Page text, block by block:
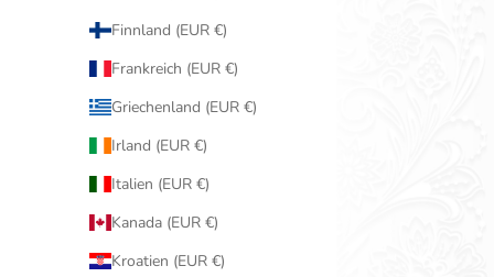
Finnland (EUR €)
Frankreich (EUR €)
Griechenland (EUR €)
Irland (EUR €)
Italien (EUR €)
Kanada (EUR €)
Kroatien (EUR €)